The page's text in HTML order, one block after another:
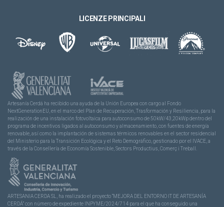
LICENZE PRINCIPALI
Artesanía Cerdá ha recibido una ayuda de la Unión Europea con cargo al Fondo
NextGenerationEU, en el marco del Plan de Recuperación, Trasformación y Resiliencia, para la
realización de una instalación fotovoltaica para autoconsumo de 50kW/43,20kWp dentro del
programa de incentivos ligados al autoconsumo y almacenamiento, con fuentes de energía
renovable, así como la implantación de sistemas térmicos renovables en el sector residencial
del Ministerio para la Transición Ecológica y el Reto Demográfico, gestionado por el IVACE, a
través de la Consellería de Economía Sostenible, Sectors Productius, Comerç i Treball.
ARTESANIA CERDA SL, ha realizado el proyecto “MEJORA DEL ENTORNO IT DE ARTESANÍA
CERDÁ” con número de expediente INPYME/2024/714 para el que ha conseguido una